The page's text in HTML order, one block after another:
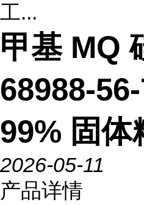
工...
甲基 MQ
68988-
99% 固体
2026-05-11
产品详情